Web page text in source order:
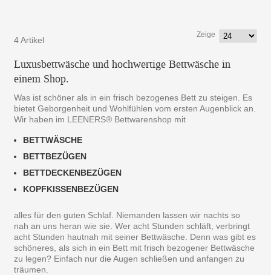
4 Artikel
Zeige
Luxusbettwäsche und hochwertige Bettwäsche in
einem Shop.
Was ist schöner als in ein frisch bezogenes Bett zu steigen. Es
bietet Geborgenheit und Wohlfühlen vom ersten Augenblick an.
Wir haben im LEENERS® Bettwarenshop mit
BETTWÄSCHE
BETTBEZÜGEN
BETTDECKENBEZÜGEN
KOPFKISSENBEZÜGEN
alles für den guten Schlaf. Niemanden lassen wir nachts so
nah an uns heran wie sie. Wer acht Stunden schläft, verbringt
acht Stunden hautnah mit seiner Bettwäsche. Denn was gibt es
schöneres, als sich in ein Bett mit frisch bezogener Bettwäsche
zu legen? Einfach nur die Augen schließen und anfangen zu
träumen.